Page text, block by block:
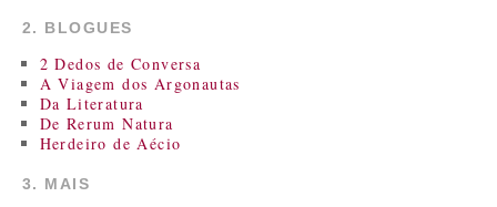
2. BLOGUES
2 Dedos de Conversa
A Viagem dos Argonautas
Da Literatura
De Rerum Natura
Herdeiro de Aécio
3. MAIS